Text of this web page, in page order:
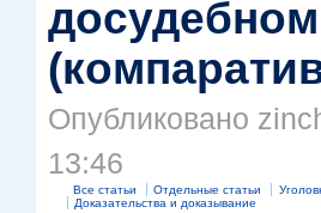
Опубликовано
13:46
Все статьи Отдельные статьи
Доказательства и доказывание